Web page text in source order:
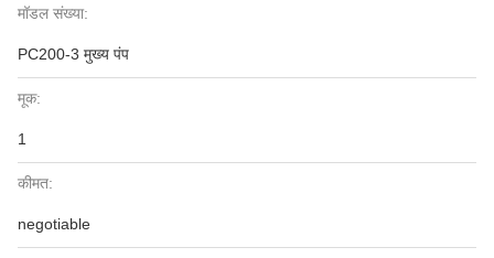
मॉडल संख्या:
PC200-3 मुख्य पंप
मूक:
1
कीमत:
negotiable